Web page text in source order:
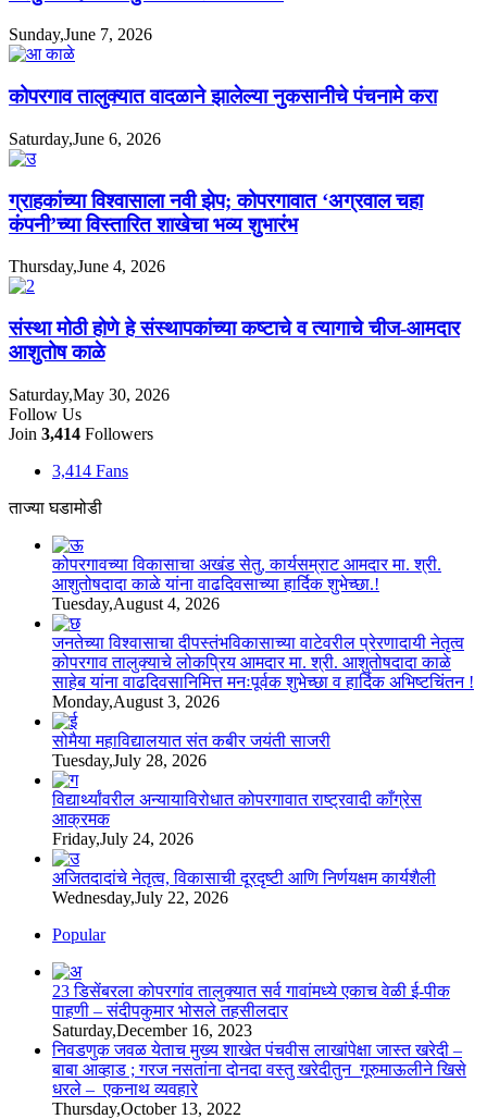
Sunday,June 7, 2026
कोपरगाव तालुक्यात वादळाने झालेल्या नुकसानीचे पंचनामे करा
Saturday,June 6, 2026
ग्राहकांच्या विश्वासाला नवी झेप; कोपरगावात ‘अग्रवाल चहा
कंपनी’च्या विस्तारित शाखेचा भव्य शुभारंभ
Thursday,June 4, 2026
संस्था मोठी होणे हे संस्थापकांच्या कष्टाचे व त्यागाचे चीज-आमदार
आशुतोष काळे
Saturday,May 30, 2026
Follow Us
Join 3,414 Followers
3,414 Fans
ताज्या घडामोडी
कोपरगावच्या विकासाचा अखंड सेतु, कार्यसम्राट आमदार मा. श्री.
आशुतोषदादा काळे यांना वाढदिवसाच्या हार्दिक शुभेच्छा.!
Tuesday,August 4, 2026
जनतेच्या विश्वासाचा दीपस्तंभविकासाच्या वाटेवरील प्रेरणादायी नेतृत्व
कोपरगाव तालुक्याचे लोकप्रिय आमदार मा. श्री. आशुतोषदादा काळे
साहेब यांना वाढदिवसानिमित्त मनःपूर्वक शुभेच्छा व हार्दिक अभिष्टचिंतन !
Monday,August 3, 2026
सोमैया महाविद्यालयात संत कबीर जयंती साजरी
Tuesday,July 28, 2026
विद्यार्थ्यांवरील अन्यायाविरोधात कोपरगावात राष्ट्रवादी काँग्रेस
आक्रमक
Friday,July 24, 2026
अजितदादांचे नेतृत्व, विकासाची दूरदृष्टी आणि निर्णयक्षम कार्यशैली
Wednesday,July 22, 2026
Popular
23 डिसेंबरला कोपरगांव तालुक्‍यात सर्व गावांमध्ये एकाच वेळी ई-पीक
पाहणी – संदीपकुमार भोसले तहसीलदार
Saturday,December 16, 2023
निवडणुक जवळ येताच मुख्य शाखेत पंचवीस लाखांपेक्षा जास्त खरेदी –
बाबा आव्हाड ; गरज नसतांना दोनदा वस्तु खरेदीतुन गूरुमाऊलीने खिसे
धरले – एकनाथ व्यवहारे
Thursday,October 13, 2022